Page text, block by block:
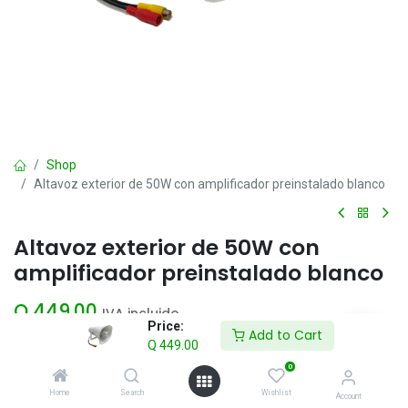
Price:
Q 449.00
Add to Cart
Home Search
0
Wishlist Account
Shop
Altavoz exterior de 50W con amplificador preinstalado blanco
Altavoz exterior de 50W con
amplificador preinstalado blanco
Q 449.00 IVA incluido
Add to Cart